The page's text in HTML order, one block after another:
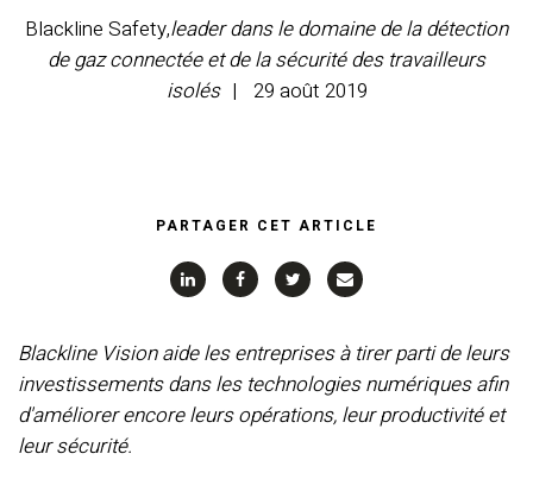
Blackline Safety,leader dans le domaine de la détection
de gaz connectée et de la sécurité des travailleurs
isolés
29 août 2019
PARTAGER CET ARTICLE
Blackline Vision aide les entreprises à tirer parti de leurs
investissements dans les technologies numériques afin
d'améliorer encore leurs opérations, leur productivité et
leur sécurité.